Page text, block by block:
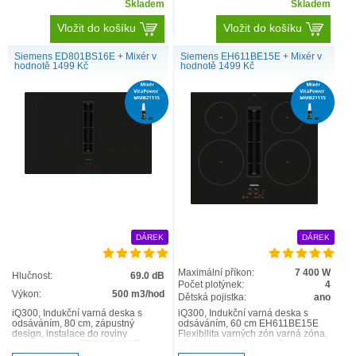
Skladem
Vložit do košíku
Skladem
Vložit do košíku
Siemens ED801BS16E + Mixér v
hodnotě 1499 Kč
DÁREK
Hlučnost:
69.0 dB
Výkon:
500 m3/hod
iQ300, Indukční varná deska s
odsáváním, 80 cm, zápustný
design, instalace do roviny
Siemens EH611BE15E + Mixér v
hodnotě 1499 Kč
DÁREK
Maximální příkon:
7 400 W
Počet plotýnek:
4
Dětská pojistka:
ano
iQ300, Indukční varná deska s
odsáváním, 60 cm EH611BE15E
Flexibilita varných zón varná zóna,